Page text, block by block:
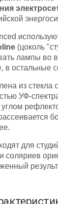
(цоколь
лампы во
в остальные
из
УФ-
для
соляриев